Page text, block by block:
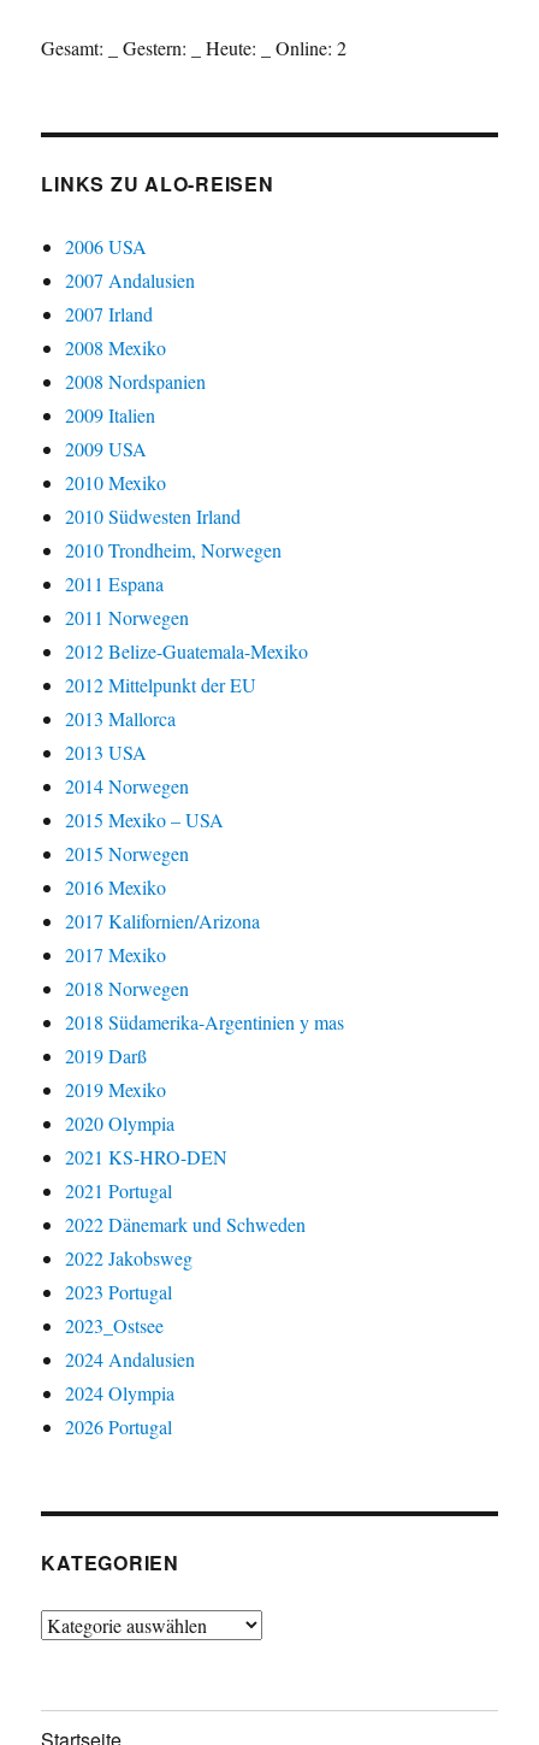
Gesamt: Gestern: Heute: Online: 2
LINKS ZU ALO-REISEN
2006 USA
2007 Andalusien
2007 Irland
2008 Mexiko
2008 Nordspanien
2009 Italien
2009 USA
2010 Mexiko
2010 Südwesten Irland
2010 Trondheim, Norwegen
2011 Espana
2011 Norwegen
2012 Belize-Guatemala-Mexiko
2012 Mittelpunkt der EU
2013 Mallorca
2013 USA
2014 Norwegen
2015 Mexiko – USA
2015 Norwegen
2016 Mexiko
2017 Kalifornien/Arizona
2017 Mexiko
2018 Norwegen
2018 Südamerika-Argentinien y mas
2019 Darß
2019 Mexiko
2020 Olympia
2021 KS-HRO-DEN
2021 Portugal
2022 Dänemark und Schweden
2022 Jakobsweg
2023 Portugal
2023_Ostsee
2024 Andalusien
2024 Olympia
2026 Portugal
KATEGORIEN
Kategorien